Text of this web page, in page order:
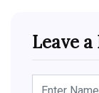
Leave a